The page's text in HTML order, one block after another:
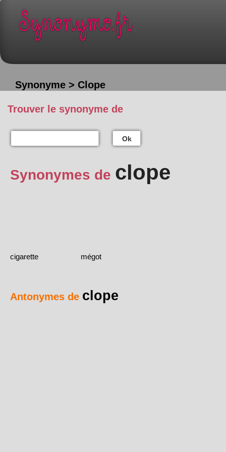
Synonyme > Clope
Trouver le synonyme de
Ok
Synonymes de clope
cigarette mégot
Antonymes de clope